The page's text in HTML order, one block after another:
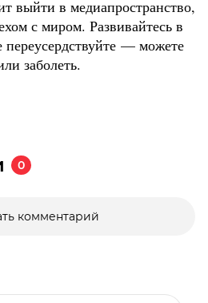
выйти в медиапространство,
с миром. Развивайтесь в
переусердствуйте — можете
заболеть.
0
комментарий